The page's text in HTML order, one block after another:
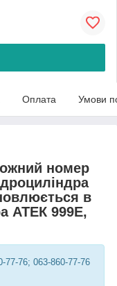
Оплата Умови
номер
в
АТЕК 999Е,
77-76; 063-860-77-76